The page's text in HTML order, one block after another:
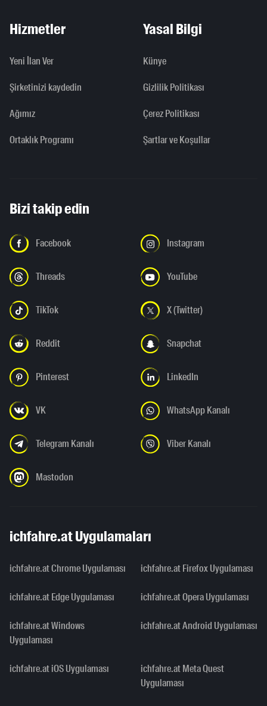
Hizmetler
Yeni İlan Ver
Şirketinizi kaydedin
Ağımız
Ortaklık Programı
Yasal Bilgi
Künye
Gizlilik Politikası
Çerez Politikası
Şartlar ve Koşullar
Bizi takip edin
Facebook Instagram
Threads YouTube
TikTok X (Twitter)
Reddit Snapchat
Pinterest LinkedIn
VK WhatsApp Kanalı
Telegram Kanalı Viber Kanalı
Mastodon
ichfahre.at Uygulamaları
ichfahre.at Chrome Uygulaması ichfahre.at Firefox Uygulaması
ichfahre.at Edge Uygulaması ichfahre.at Opera Uygulaması
ichfahre.at Windows
Uygulaması
ichfahre.at Android Uygulaması
ichfahre.at iOS Uygulaması
ichfahre.at Meta Quest
Uygulaması